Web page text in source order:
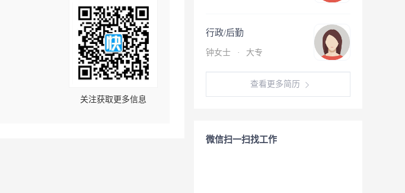
关注获取更多信息
行政/后勤
钟女士 · 大专
查看更多简历
微信扫一扫找工作